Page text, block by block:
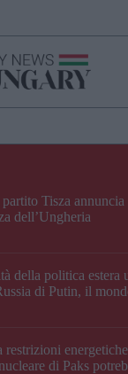
Tisza annuncia
dell’Ungheria
della politica estera
di Putin, il
restrizioni
di Paks